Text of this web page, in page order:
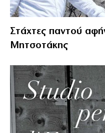
Στάχτες παντού
Μητσοτάκης